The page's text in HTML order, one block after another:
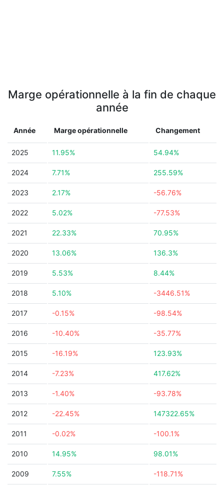
Marge opérationnelle à la fin de chaque
année
Année Marge opérationnelle Changement
2025 11.95% 54.94%
2024 7.71% 255.59%
2023 2.17% -56.76%
2022 5.02% -77.53%
2021 22.33% 70.95%
2020 13.06% 136.3%
2019 5.53% 8.44%
2018 5.10% -3446.51%
2017 -0.15% -98.54%
2016 -10.40% -35.77%
2015 -16.19% 123.93%
2014 -7.23% 417.62%
2013 -1.40% -93.78%
2012 -22.45% 147322.65%
2011 -0.02% -100.1%
2010 14.95% 98.01%
2009 7.55% -118.71%